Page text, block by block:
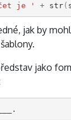
je ' + str(
jak by
jako